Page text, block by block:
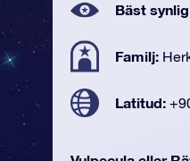
Bäst
Familj:
Latitud: